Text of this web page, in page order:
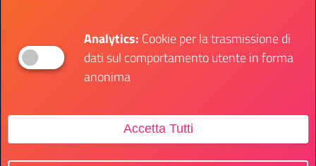
Contatti
Sede Ufficio
Analytics: Cookie per la trasmissione di
dati sul comportamento utente in forma
anonima
Accetta Tutti